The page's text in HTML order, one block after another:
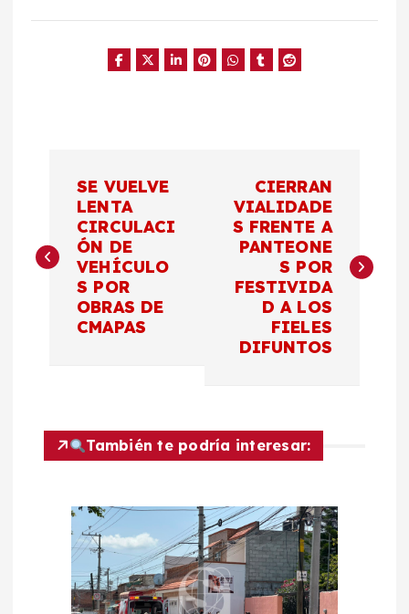
v
c
SE VUELVE
LENTA
CIRCULACI
ÓN DE
VEHÍCULO
S POR
OBRAS DE
CMAPAS
CIERRAN
VIALIDADE
S FRENTE A
PANTEONE
S POR
FESTIVIDA
D A LOS
FIELES
DIFUNTOS
También te podría interesar: